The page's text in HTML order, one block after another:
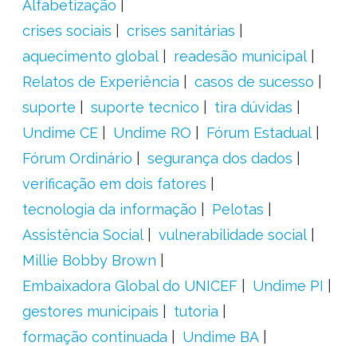
Alfabetização
crises sociais
crises sanitárias
aquecimento global
readesão municipal
Relatos de Experiência
casos de sucesso
suporte
suporte tecnico
tira dúvidas
Undime CE
Undime RO
Fórum Estadual
Fórum Ordinário
segurança dos dados
verificação em dois fatores
tecnologia da informação
Pelotas
Assistência Social
vulnerabilidade social
Millie Bobby Brown
Embaixadora Global do UNICEF
Undime PI
gestores municipais
tutoria
formação continuada
Undime BA